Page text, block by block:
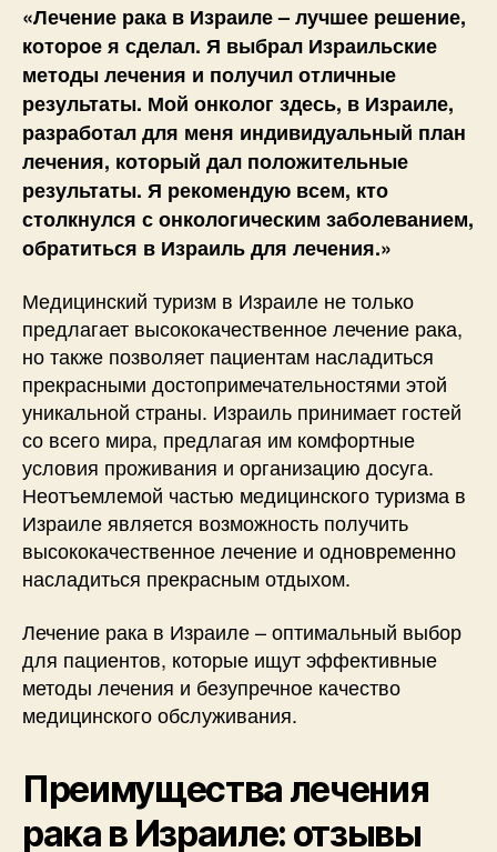
«Лечение рака в Израиле – лучшее решение,
которое я сделал. Я выбрал Израильские
методы лечения и получил отличные
результаты. Мой онколог здесь, в Израиле,
разработал для меня индивидуальный план
лечения, который дал положительные
результаты. Я рекомендую всем, кто
столкнулся с онкологическим заболеванием,
обратиться в Израиль для лечения.»
Медицинский туризм в Израиле не только
предлагает высококачественное лечение рака,
но также позволяет пациентам насладиться
прекрасными достопримечательностями этой
уникальной страны. Израиль принимает гостей
со всего мира, предлагая им комфортные
условия проживания и организацию досуга.
Неотъемлемой частью медицинского туризма в
Израиле является возможность получить
высококачественное лечение и одновременно
насладиться прекрасным отдыхом.
Лечение рака в Израиле – оптимальный выбор
для пациентов, которые ищут эффективные
методы лечения и безупречное качество
медицинского обслуживания.
Преимущества лечения
рака в Израиле: отзывы